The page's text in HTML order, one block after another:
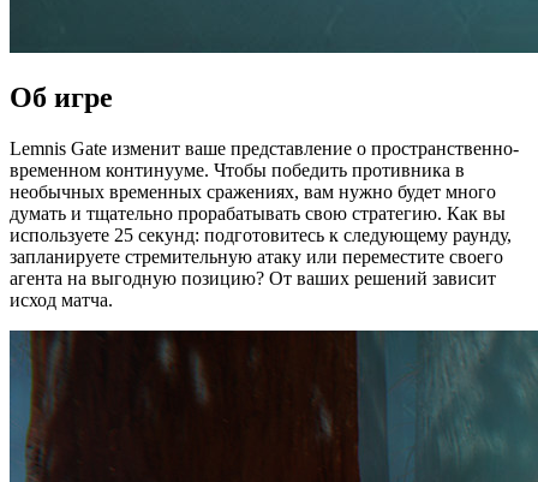
Об игре
Lemnis Gate изменит ваше представление о пространственно-
временном континууме. Чтобы победить противника в
необычных временных сражениях, вам нужно будет много
думать и тщательно прорабатывать свою стратегию. Как вы
используете 25 секунд: подготовитесь к следующему раунду,
запланируете стремительную атаку или переместите своего
агента на выгодную позицию? От ваших решений зависит
исход матча.